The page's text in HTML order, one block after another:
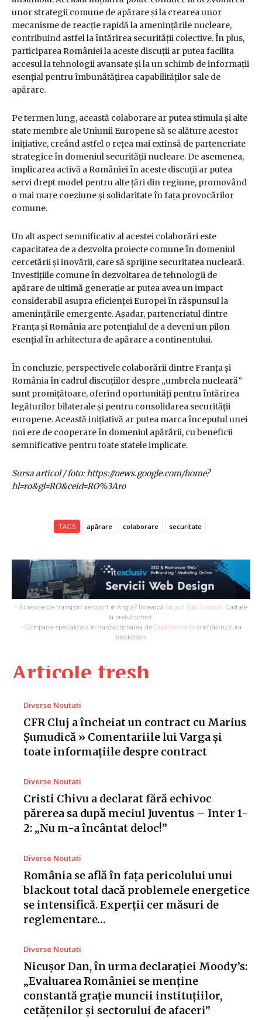
Articole fresh
Diverse Noutati
CFR Cluj a încheiat un contract cu Marius
Șumudică » Comentariile lui Varga și
toate informațiile despre contract
Diverse Noutati
Cristi Chivu a declarat fără echivoc
părerea sa după meciul Juventus – Inter 1-
2: „Nu m-a încântat deloc!”
Diverse Noutati
România se află în fața pericolului unui
blackout total dacă problemele energetice
se intensifică. Experții cer măsuri de
reglementare…
Diverse Noutati
Nicușor Dan, în urma declarației Moody’s:
„Evaluarea României se menține
constantă grație muncii instituțiilor,
cetățenilor și sectorului de afaceri”
unor strategii comune de apărare și la crearea unor
mecanisme de reacție rapidă la amenințările nucleare,
contribuind astfel la întărirea securității colective. În plus,
participarea României la aceste discuții ar putea facilita
accesul la tehnologii avansate și la un schimb de informații
esențial pentru îmbunătățirea capabilităților sale de
apărare.
Pe termen lung, această colaborare ar putea stimula și alte
state membre ale Uniunii Europene să se alăture acestor
inițiative, creând astfel o rețea mai extinsă de parteneriate
strategice în domeniul securității nucleare. De asemenea,
implicarea activă a României în aceste discuții ar putea
servi drept model pentru alte țări din regiune, promovând
o mai mare coeziune și solidaritate în fața provocărilor
comune.
Un alt aspect semnificativ al acestei colaborări este
capacitatea de a dezvolta proiecte comune în domeniul
cercetării și inovării, care să sprijine securitatea nucleară.
Investițiile comune în dezvoltarea de tehnologii de
apărare de ultimă generație ar putea avea un impact
considerabil asupra eficienței Europei în răspunsul la
amenințările emergente. Așadar, parteneriatul dintre
Franța și România are potențialul de a deveni un pilon
esențial în arhitectura de apărare a continentului.
În concluzie, perspectivele colaborării dintre Franța și
România în cadrul discuțiilor despre „umbrela nucleară”
sunt promițătoare, oferind oportunități pentru întărirea
legăturilor bilaterale și pentru consolidarea securității
europene. Această inițiativă ar putea marca începutul unei
noi ere de cooperare în domeniul apărării, cu beneficii
semnificative pentru toate statele implicate.
Sursa articol / foto: https://news.google.com/home?
hl=ro&gl=RO&ceid=RO%3Aro
TAGS apărare colaborare securitate
- Ai nevoie de transport aeroport in Anglia? Încearcă Airport Taxi London. Calitate
la prețul corect.
- Companie specializata in tranzactionarea de Criptomonede si infrastructura
blockchain.